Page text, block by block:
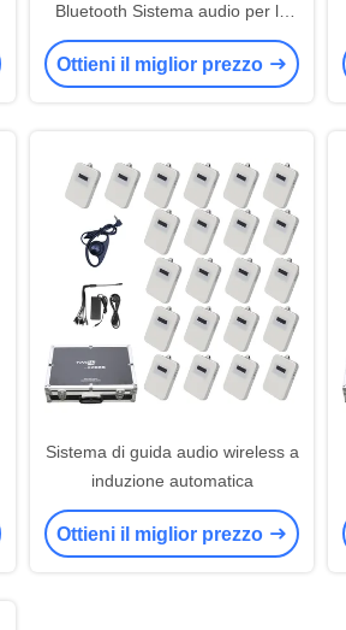
Bluetooth Sistema audio per la
traduzione I7 20g Peso
Ottieni il miglior prezzo
Sistema di guida audio wireless a
induzione automatica
Ottieni il miglior prezzo